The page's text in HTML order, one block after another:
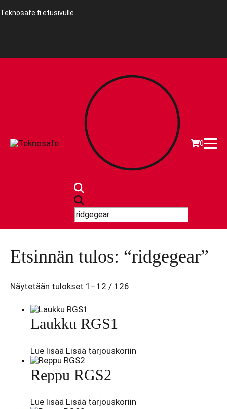
Teknosafe.fi etusivulle
search
0
Etsinnän tulos: “ridgegear”
Näytetään tulokset 1–12 / 126
Laukku RGS1
Lue lisää Lisää tarjouskoriin
Reppu RGS2
Lue lisää Lisää tarjouskoriin